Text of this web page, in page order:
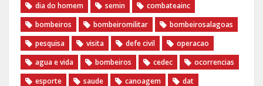
dia do homem
semin
combateainc
bombeiros
bombeiromilitar
bombeirosalagoas
pesquisa
visita defe civil
operacao
agua e vida
bombeiros cedec
ocorrencias
esporte
saude canoagem
dat